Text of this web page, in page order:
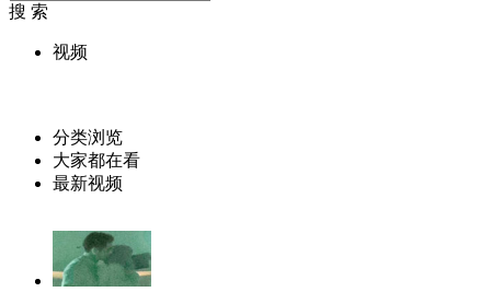
搜 索
视频
分类浏览
大家都在看
最新视频